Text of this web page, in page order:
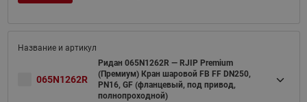
065N1262R
Ридан 065N1262R — RJIP Premium
(Премиум) Кран шаровой FB FF DN250,
PN16, GF (фланцевый, под привод,
полнопроходной)